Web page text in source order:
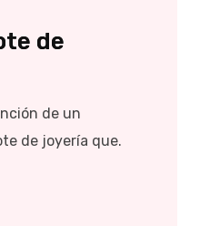
de
de un
de joyería que.